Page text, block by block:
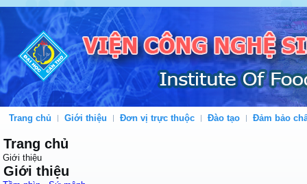
Trang chủ Giới thiệu Đơn vị trực thuộc Đào tạo Đảm bảo
Trang chủ
Giới thiệu
Giới thiệu